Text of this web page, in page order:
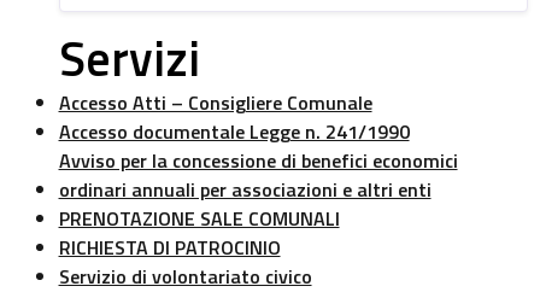
Servizi
Accesso Atti – Consigliere Comunale
Accesso documentale Legge n. 241/1990
Avviso per la concessione di benefici economici
ordinari annuali per associazioni e altri enti
PRENOTAZIONE SALE COMUNALI
RICHIESTA DI PATROCINIO
Servizio di volontariato civico